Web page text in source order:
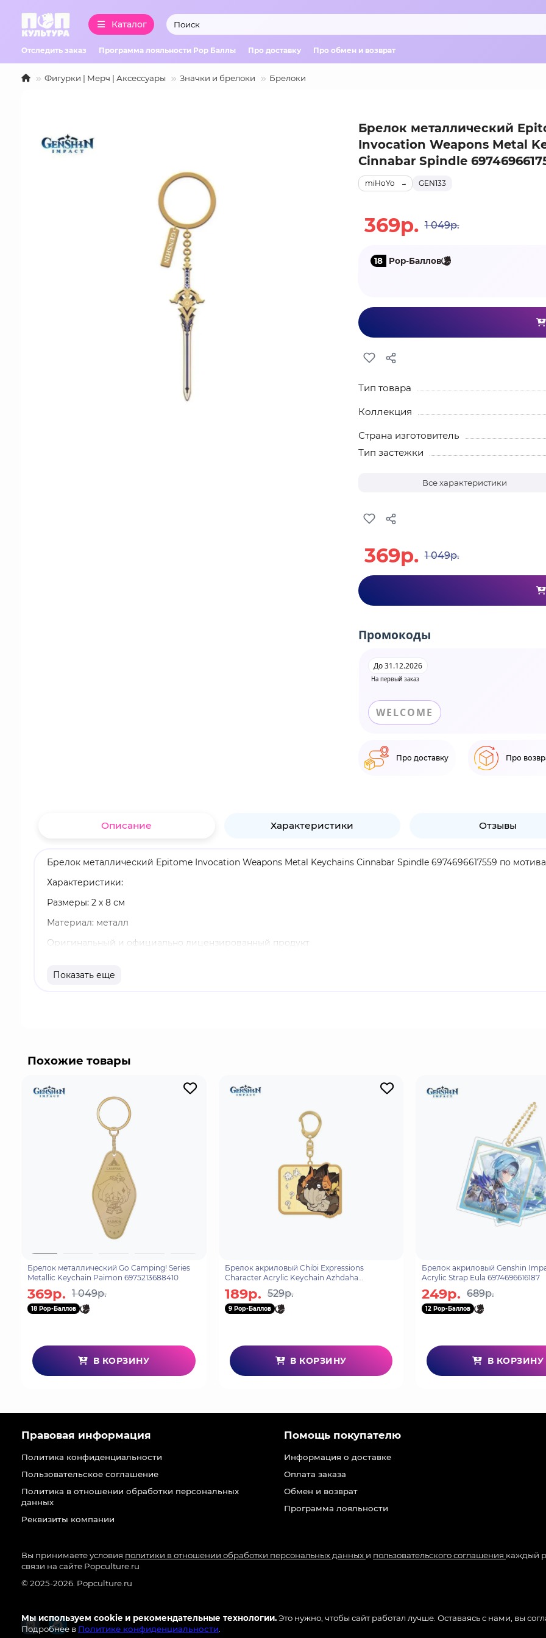
Каталог
Отследить заказ Программа лояльности Pop Баллы Про доставку Про обмен и возврат
Фигурки | Мерч | Аксессуары Значки и брелоки Брелоки
Брелок металлический
Invocation Weapons Metal
Cinnabar Spindle
GEN133
miHoYo
369р. 1 049р.
18 Pop-Баллов
Тип товара
Коллекция
Страна изготовитель
Тип застежки
Все характеристики
369р. 1 049р.
Промокоды
На первый заказ
До 31.12.2026
WELCOME
Про доставку Про
Описание Характеристики Отзывы
Брелок металлический Epitome Invocation Weapons Metal Keychains Cinnabar Spindle 6974696617559 по
Характеристики:
Размеры: 2 х 8 см
Материал: металл
Оригинальный и официально лицензированный продукт
Киноварное веретено- эксклюзивный 4-звездочныймеч. Его можно получить во время миссии "Тени среди
Показать еще
Похожие товары
Брелок металлический Go Camping! Series
Metallic Keychain Paimon 6975213688410
369р. 1 049р.
18 Pop-Баллов
В КОРЗИНУ
Брелок акриловый Chibi Expressions
Character Acrylic Keychain Azhdaha
189р. 529р.
9 Pop-Баллов
В КОРЗИНУ
Брелок акриловый Genshin
Acrylic Strap Eula 6974696616187
249р. 689р.
12 Pop-Баллов
В КОРЗИНУ
Мы используем cookie и рекомендательные технологии.Это нужно, чтобы сайт работал лучше. Оставаясь с нами, вы
Подробнее в Политике конфиденциальности
Правовая информация
Политика конфиденциальности
Пользовательское соглашение
Политика в отношении обработки персональных
данных
Реквизиты компании
Помощь покупателю
Информация о доставке
Оплата заказа
Обмен и возврат
Программа лояльности
Вы принимаете условия политики в отношении обработки персональных данных и пользовательского соглашения каждый
связи на сайте Popculture.ru
© 2025-2026. Popculture.ru